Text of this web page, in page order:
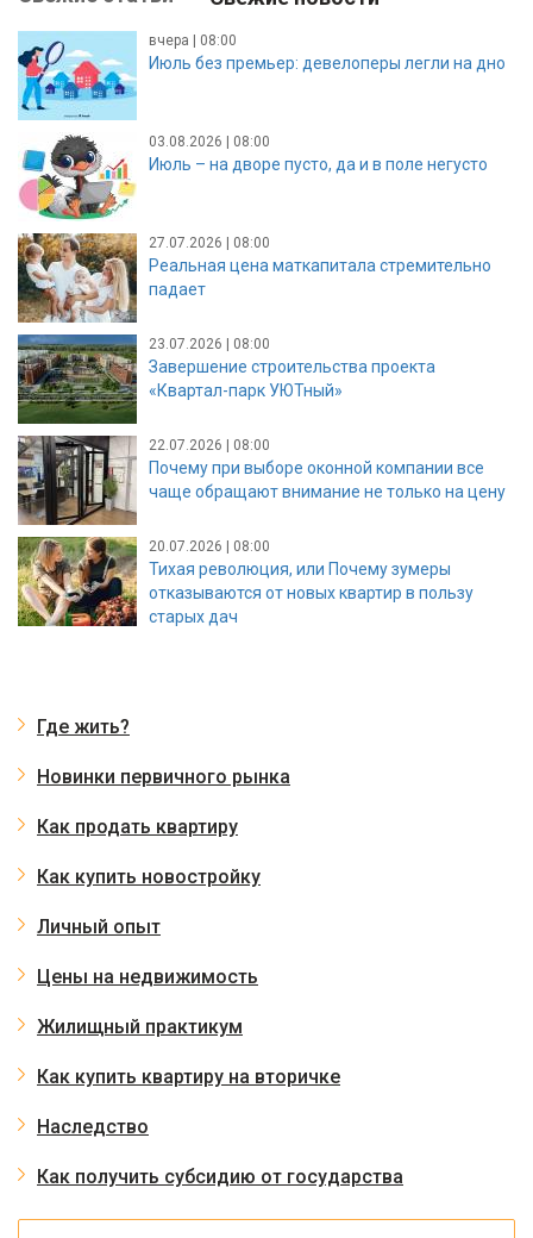
вчера | 08:00
Июль без премьер: девелоперы легли на дно
03.08.2026 | 08:00
Июль – на дворе пусто, да и в поле негусто
27.07.2026 | 08:00
Реальная цена маткапитала стремительно
падает
23.07.2026 | 08:00
Завершение строительства проекта
«Квартал-парк УЮТный»
22.07.2026 | 08:00
Почему при выборе оконной компании все
чаще обращают внимание не только на цену
20.07.2026 | 08:00
Тихая революция, или Почему зумеры
отказываются от новых квартир в пользу
старых дач
Где жить?
Новинки первичного рынка
Как продать квартиру
Как купить новостройку
Личный опыт
Цены на недвижимость
Жилищный практикум
Как купить квартиру на вторичке
Наследство
Как получить субсидию от государства